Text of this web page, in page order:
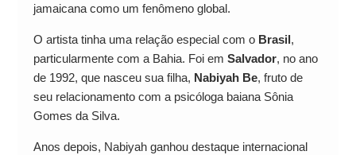
jamaicana como um fenômeno global.
O artista tinha uma relação especial com o Brasil,
particularmente com a Bahia. Foi em Salvador, no ano
de 1992, que nasceu sua filha, Nabiyah Be, fruto de
seu relacionamento com a psicóloga baiana Sônia
Gomes da Silva.
Anos depois, Nabiyah ganhou destaque internacional